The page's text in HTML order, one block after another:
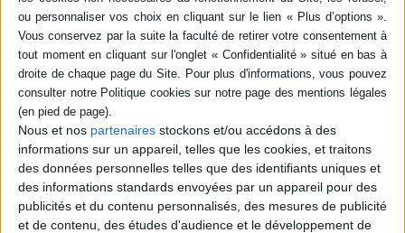
Nous et nos partenaires stockons et/ou accédons à des
informations sur un appareil, telles que les cookies, et traitons
des données personnelles telles que des identifiants uniques et
des informations standards envoyées par un appareil pour des
publicités et du contenu personnalisés, des mesures de publicité
et de contenu, des études d'audience et le développement de
Le péché originel de Takopi. Vol. 1
Pika
Petit extraterrestre arrivé de la planète Happy
pour répandre la joie sur Terre, Takopi se donne
une petite fille triste qui a été la première à lui
tendre la main. Mais il est loin d'imaginer la
noirceur de l'environnement dans lequel
évolue l'écolière. ©Electre 2026
7,20 €
Disponible chez l'éditeur